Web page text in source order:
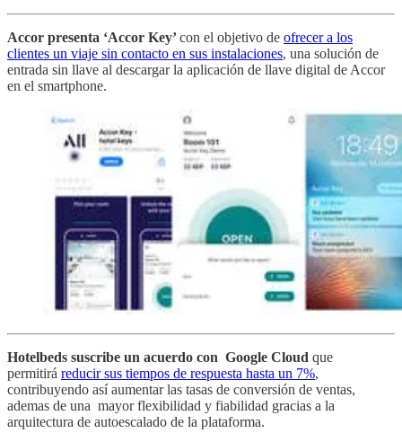
Accor presenta ‘Accor Key’con el objetivo de ofrecer a los
clientes un viaje sin contacto en sus instalaciones, una solución de
entrada sin llave al descargar la aplicación de llave digital de Accor
en el smartphone.
Hotelbeds suscribe un acuerdo con Google Cloud que
permitirá reducir sus tiempos de respuesta hasta un 7%,
contribuyendo así aumentar las tasas de conversión de ventas,
ademas de una mayor flexibilidad y fiabilidad gracias a la
arquitectura de autoescalado de la plataforma.